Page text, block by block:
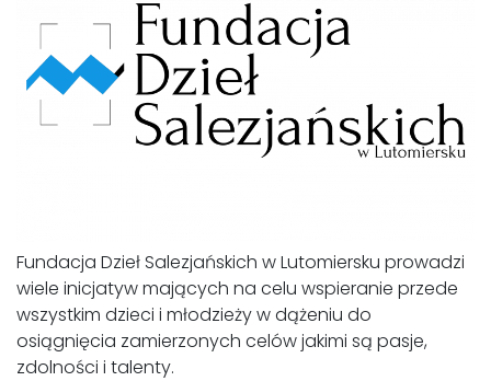
Fundacja Dzieł Salezjańskich w Lutomiersku prowadzi
wiele inicjatyw mających na celu wspieranie przede
wszystkim dzieci i młodzieży w dążeniu do
osiągnięcia zamierzonych celów jakimi są pasje,
zdolności i talenty.